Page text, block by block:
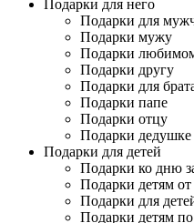
Подарки для него
Подарки для
Подарки мужу
Подарки
Подарки другу
Подарки для
Подарки папе
Подарки отцу
Подарки дедушке
Подарки для детей
Подарки ко дню
Подарки детям
Подарки для
Подарки детям по